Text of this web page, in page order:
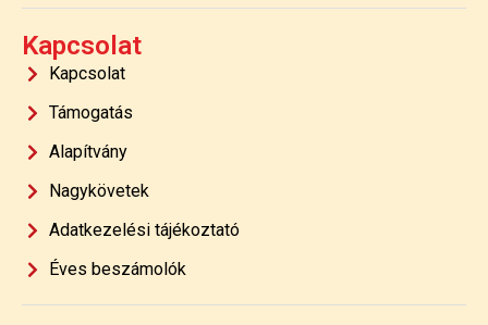
Kapcsolat
Kapcsolat
Támogatás
Alapítvány
Nagykövetek
Adatkezelési tájékoztató
Éves beszámolók